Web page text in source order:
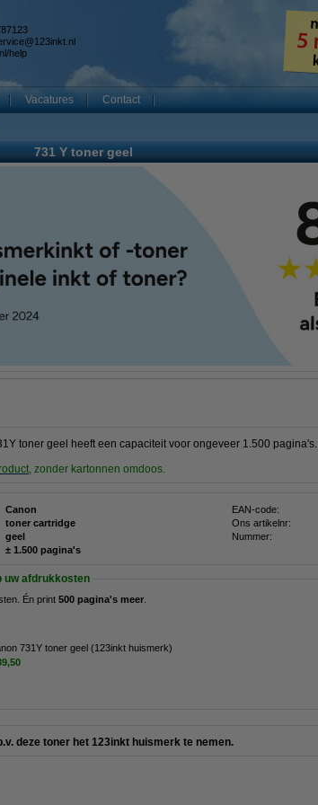
help
Vacatures Contact
731 Y toner geel
toner geel heeft een capaciteit voor ongeveer 1.500 pagina's.
, zonder kartonnen omdoos.
Canon EAN-code:
toner cartridge Ons artikelnr:
geel Nummer:
± 1.500 pagina's
uw afdrukkosten
Én print 500 pagina's meer
731Y toner geel (123inkt huismerk)
deze toner het 123inkt huismerk te nemen.